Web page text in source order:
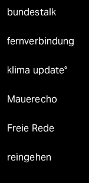
bundestalk
fernverbindung
klima update°
Mauerecho
Freie Rede
reingehen